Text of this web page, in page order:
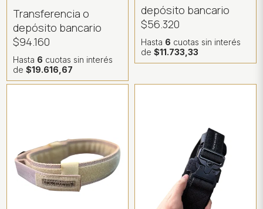
Transferencia o
depósito bancario
$94.160
Hasta 6 cuotas sin interés
de$19.616,67
depósito bancario
$56.320
Hasta 6 cuotas sin interés
de $11.733,33